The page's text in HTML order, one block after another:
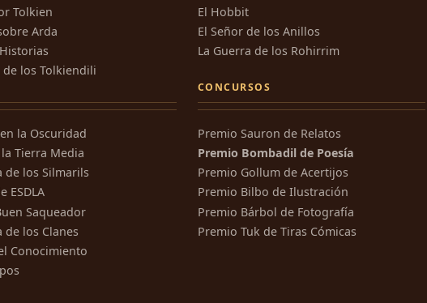
Tolkien
Arda
de los Tolkiendili
El Hobbit
El Señor de los Anillos
La Guerra de los Rohirrim
la Oscuridad
Tierra Media
de los Silmarils
ESDLA
Saqueador
de los Clanes
Conocimiento
CONCURSOS
Premio Sauron de Relatos
Premio Bombadil de Poesía
Premio Gollum de Acertijos
Premio Bilbo de Ilustración
Premio Bárbol de Fotografía
Premio Tuk de Tiras Cómicas